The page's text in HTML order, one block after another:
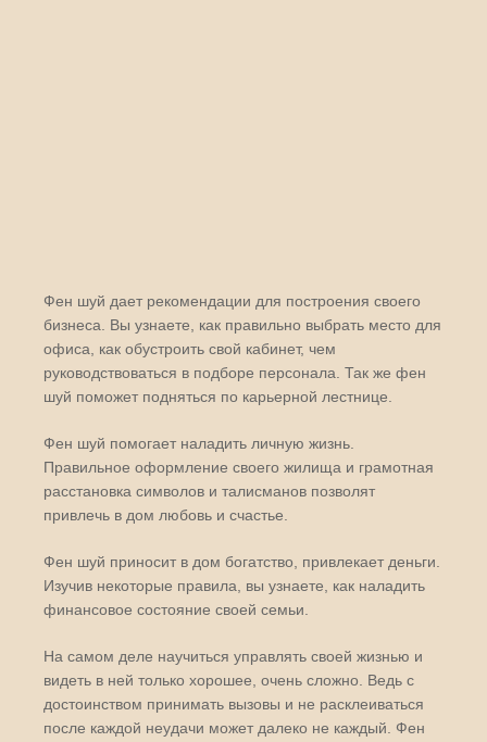
Фен шуй дает рекомендации для построения своего
бизнеса. Вы узнаете, как правильно выбрать место для
офиса, как обустроить свой кабинет, чем
руководствоваться в подборе персонала. Так же фен
шуй поможет подняться по карьерной лестнице.
Фен шуй помогает наладить личную жизнь.
Правильное оформление своего жилища и грамотная
расстановка символов и талисманов позволят
привлечь в дом любовь и счастье.
Фен шуй приносит в дом богатство, привлекает деньги.
Изучив некоторые правила, вы узнаете, как наладить
финансовое состояние своей семьи.
На самом деле научиться управлять своей жизнью и
видеть в ней только хорошее, очень сложно. Ведь с
достоинством принимать вызовы и не расклеиваться
после каждой неудачи может далеко не каждый. Фен